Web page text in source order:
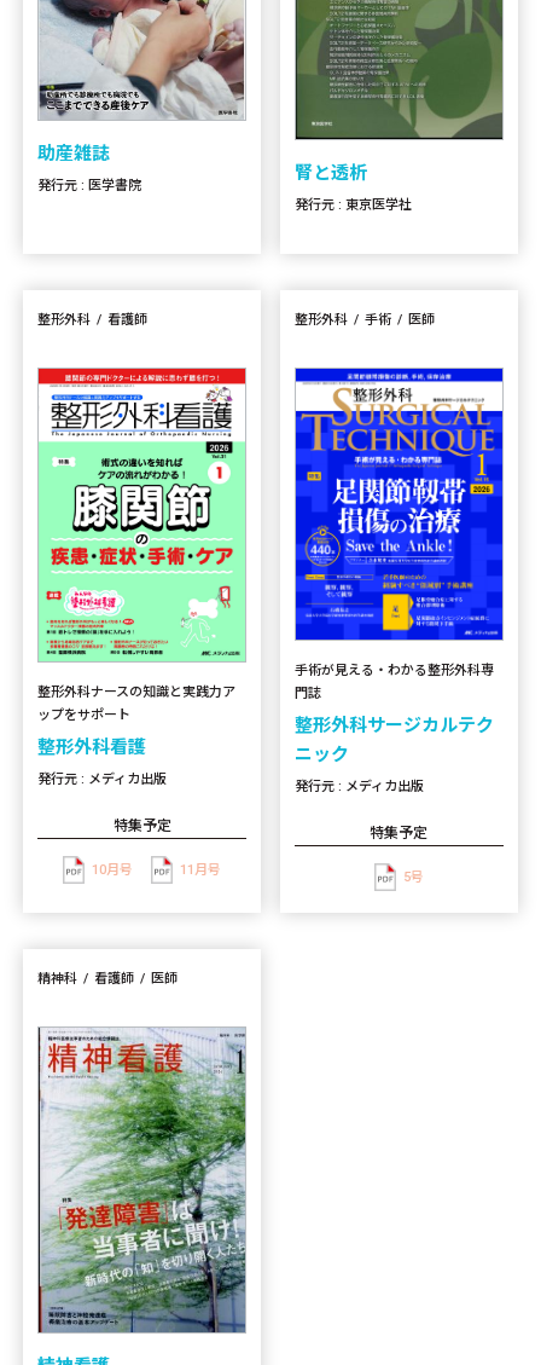
助産雑誌
発行元 : 医学書院
腎と透析
発行元 : 東京医学社
整形外科 看護師
整形外科ナースの知識と実践力ア
ップをサポート
整形外科看護
発行元 : メディカ出版
特集予定
10月号 11月号
整形外科 手術 医師
手術が見える・わかる整形外科専
門誌
整形外科サージカルテク
ニック
発行元 : メディカ出版
特集予定
5号
精神科 看護師 医師